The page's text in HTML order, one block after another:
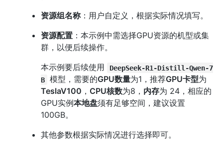
资源组名称：用户自定义，根据实际情况填写。
资源配置：本示例中需选择GPU资源的机型或集
群，以便后续操作。
本示例要后续使用
DeepSeek-R1-Distill-Qwen-7
B
模型，需要的GPU数量为1，推荐GPU卡型为
TeslaV100 ， CPU核数为8， 内存为 24，相应的
GPU实例本地盘须有足够空间，建议设置
100GB。
其他参数根据实际情况进行选择即可。